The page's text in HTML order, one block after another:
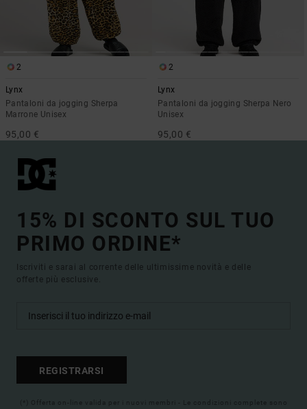
2
Lynx
Pantaloni da jogging Sherpa
Marrone Unisex
95,00 €
2
Lynx
Pantaloni da jogging Sherpa Nero
Unisex
95,00 €
15% DI SCONTO SUL TUO
PRIMO ORDINE*
Iscriviti e sarai al corrente delle ultimissime novità e delle
offerte più esclusive.
REGISTRARSI
(*) Offerta on-line valida per i nuovi membri - Le condizioni complete sono